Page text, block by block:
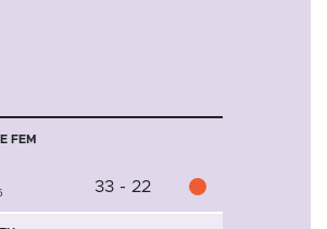
FEM
33 - 22